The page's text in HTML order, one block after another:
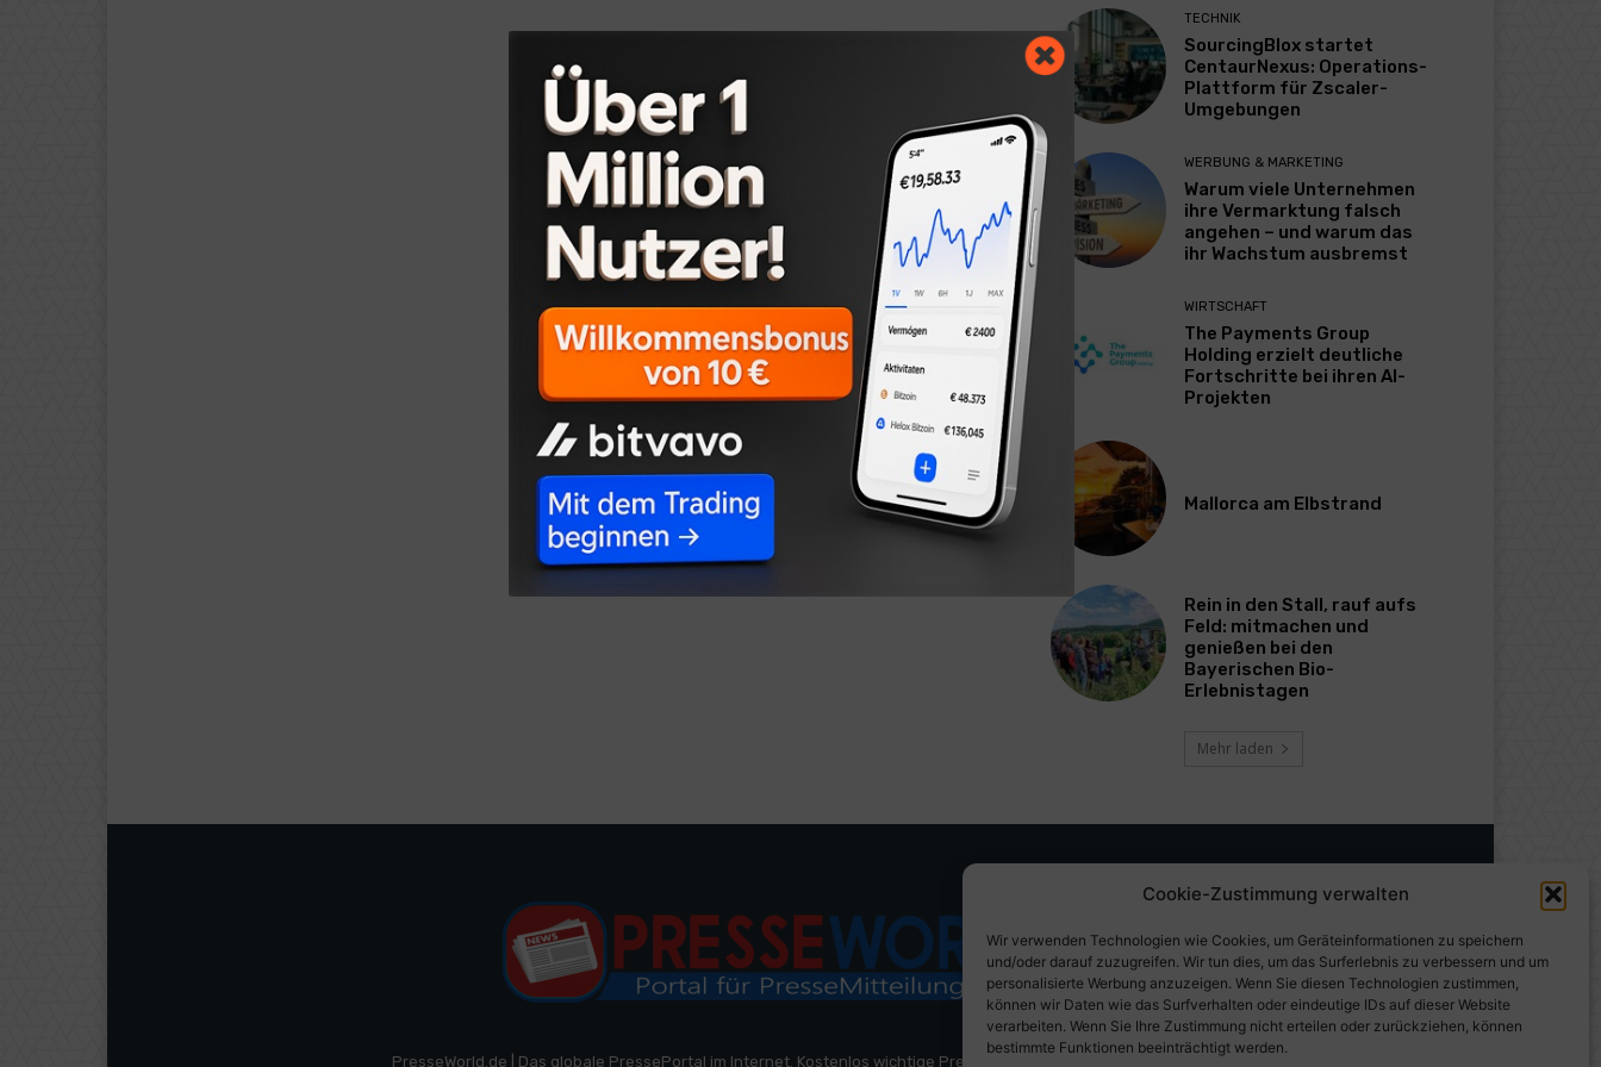
Cookie-Zustimmung verwalten
Wir verwenden Technologien wie Cookies, um Geräteinformationen zu speichern
und/oder darauf zuzugreifen. Wir tun dies, um das Surferlebnis zu verbessern und um
personalisierte Werbung anzuzeigen. Wenn Sie diesen Technologien zustimmen,
können wir Daten wie das Surfverhalten oder eindeutige IDs auf dieser Website
verarbeiten. Wenn Sie Ihre Zustimmung nicht erteilen oder zurückziehen, können
bestimmte Funktionen beeinträchtigt werden.
TECHNIK
SourcingBlox startet
CentaurNexus: Operations-
Plattform für Zscaler-
Umgebungen
WERBUNG & MARKETING
Warum viele Unternehmen
ihre Vermarktung falsch
angehen – und warum das
ihr Wachstum ausbremst
WIRTSCHAFT
The Payments Group
Holding erzielt deutliche
Fortschritte bei ihren AI-
Projekten
Mallorca am Elbstrand
Rein in den Stall, rauf aufs
Feld: mitmachen und
genießen bei den
Bayerischen Bio-
Erlebnistagen
Mehr laden
PresseWorld.de | Das globale PressePortal im Internet. Kostenlos wichtige PresseMitteilungen auf PresseWorld